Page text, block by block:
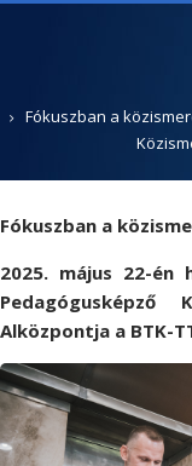
Fókuszban a
Fókuszban a
2025. május 22-én
Pedagógusképző
Alközpontja a BTK-